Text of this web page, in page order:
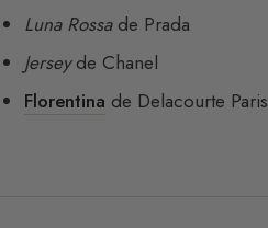
Luna Rossade Prada
Jerseyde Chanel
Florentina de Delacourte Paris